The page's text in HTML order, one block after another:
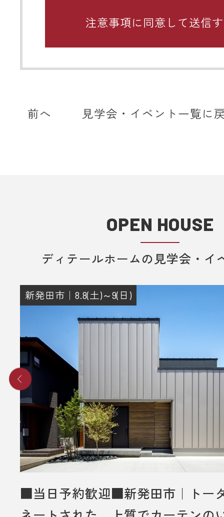
関するお願い
携帯メールのドメイン指定受信や、
home.com】もしくは【@sadh.jp】
■ 来場予約からプレゼントまでの流
1. 当フォームからご予約いただきま
2. 当日ご来場いただきます。
その際に住所のご記入をお願いいた
4. 後日、弊社からプレゼントをメー
送りさせていただきます。
■ その他、プレゼントに関する注意
・初めてディテールホームグループ
いただく方のみ対象とさせていだき
・弊社での住宅建築やリフォームな
をご検討されているお客様のみ対象
いただきます。
・プレゼントは、1名様（1家族様）1
・未成年者様のみのご来場は対象外
前へ 見学会・イベント一覧に
OPEN HOUSE
ディテールホームの見学会・イ
新発田市｜8.8(土)～9(日)
■当日予約歓迎■新発田市｜トー